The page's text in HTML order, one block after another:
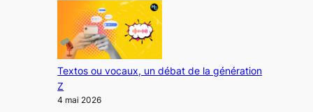
Textos ou vocaux, un débat de la génération
Z
4 mai 2026